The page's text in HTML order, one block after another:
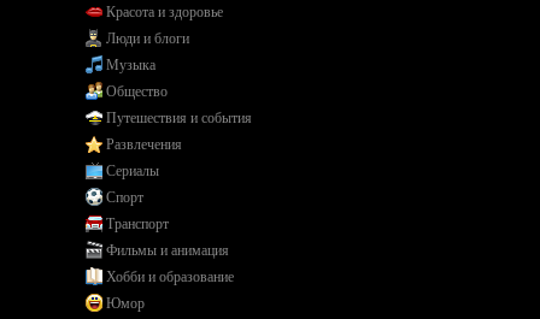
Красота и здоровье
Люди и блоги
Музыка
Общество
Путешествия и события
Развлечения
Сериалы
Спорт
Транспорт
Фильмы и анимация
Хобби и образование
Юмор